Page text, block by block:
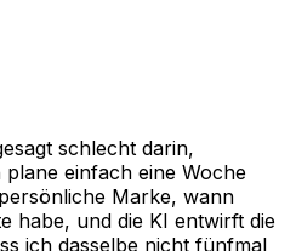
schlecht darin,
einfach eine Woche
Marke, wann
habe, und die KI entwirft die
ich dasselbe nicht fünfmal